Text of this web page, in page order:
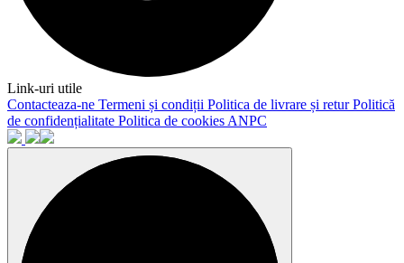
Link-uri utile
Contacteaza-ne Termeni și condiții Politica de livrare și returPolitică
de confidențialitate Politica de cookies ANPC